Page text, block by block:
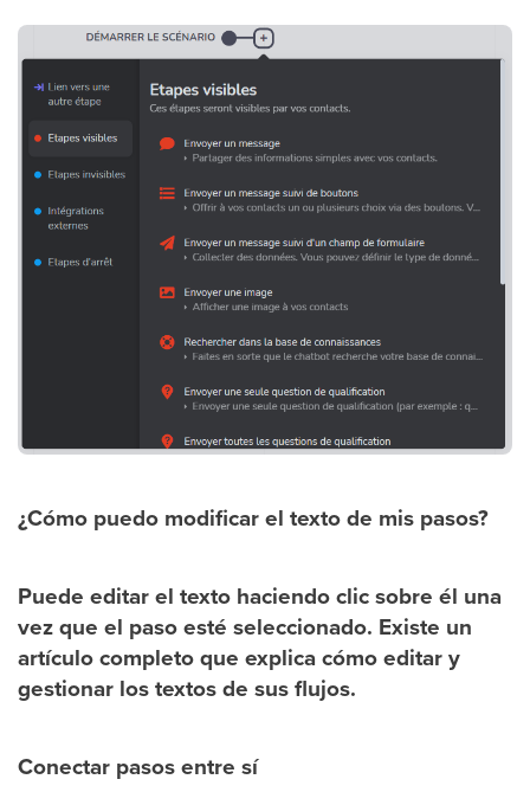
¿Cómo puedo modificar el texto de mis pasos?
Puede editar el texto haciendo clic sobre él una
vez que el paso esté seleccionado. Existe un
artículo completo que explica cómo editar y
gestionar los textos de sus flujos.
Conectar pasos entre sí